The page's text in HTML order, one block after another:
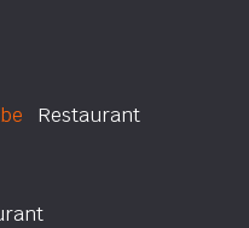
Restaurant